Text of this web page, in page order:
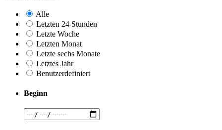
Alle
Letzten 24 Stunden
Letzte Woche
Letzten Monat
Letzte sechs Monate
Letztes Jahr
Benutzerdefiniert
Beginn